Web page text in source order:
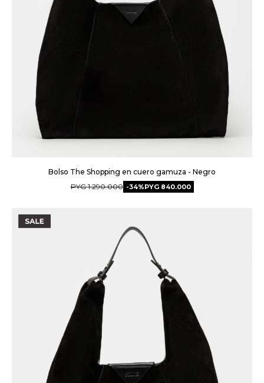
Bolso The Shopping en cuero gamuza - Negro
PYG 1.290.000 34 PYG 840.000